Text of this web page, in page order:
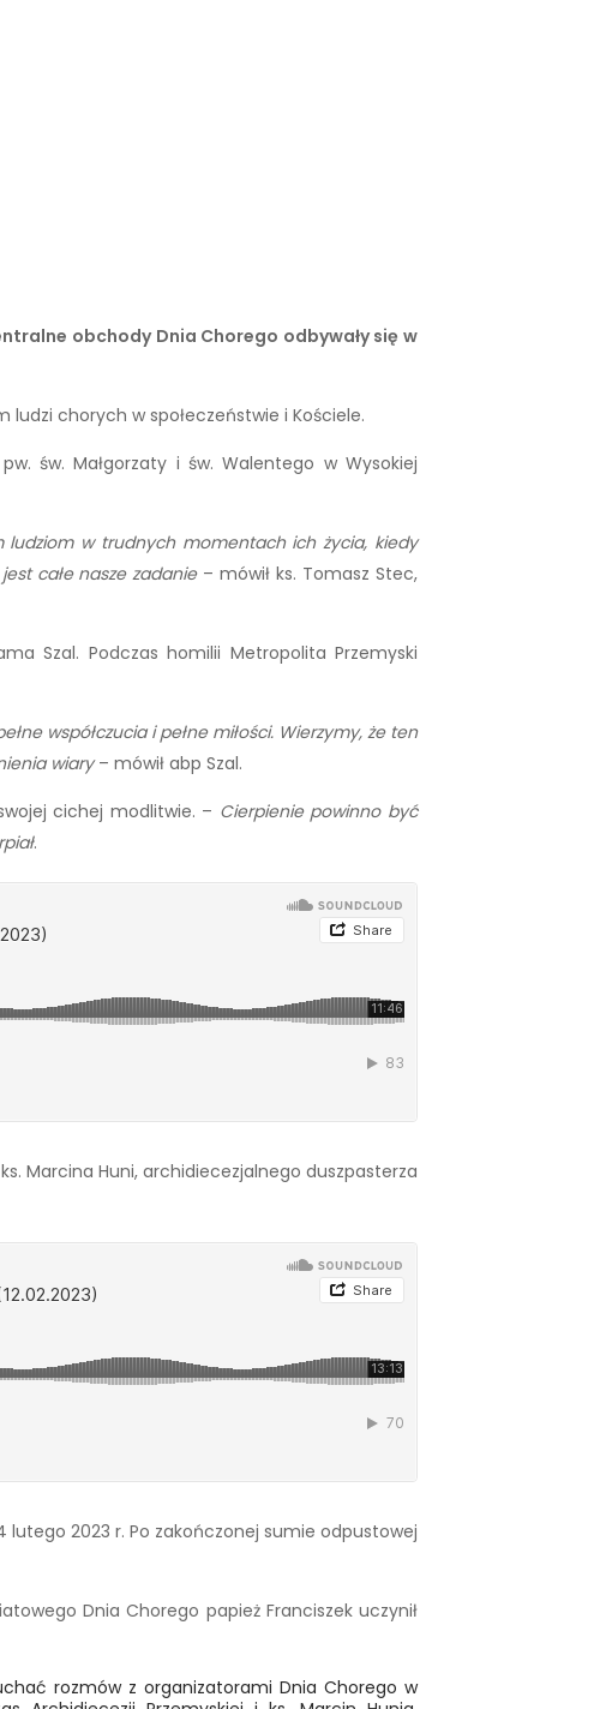
obchody Dnia Chorego odbywały się w
chorych w społeczeństwie i Kościele.
św. Małgorzaty i św. Walentego w Wysokiej
ludziom w trudnych momentach ich życia, kiedy
całe nasze zadanie– mówił ks. Tomasz Stec,
Szal. Podczas homilii Metropolita Przemyski
współczucia i pełne miłości. Wierzymy, że ten
wiary– mówił abp Szal.
cichej modlitwie. – Cierpienie powinno być
.
Marcina Huni, archidiecezjalnego duszpasterza
2023 r. Po zakończonej sumie odpustowej
Dnia Chorego papież Franciszek uczynił
rozmów z organizatorami Dnia Chorego w